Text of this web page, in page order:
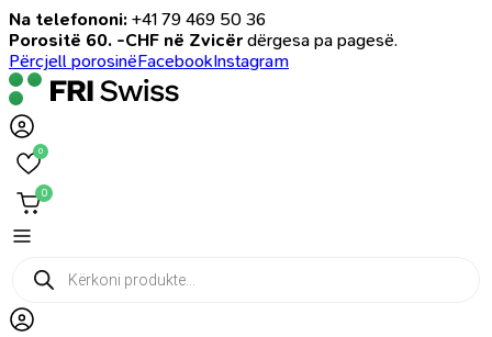
Na telefononi: +41 79 469 50 36
Porositë 60. -CHF në Zvicër dërgesa pa pagesë.
Përcjell porosinëFacebookInstagram
0
0
Products
search